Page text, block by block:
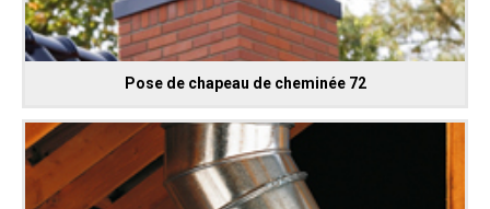
Pose de chapeau de cheminée 72